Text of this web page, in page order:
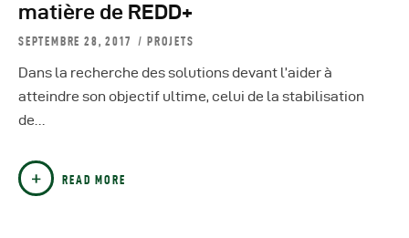
matière de REDD+
SEPTEMBRE 28, 2017 PROJETS
Dans la recherche des solutions devant l’aider à
atteindre son objectif ultime, celui de la stabilisation
de…
READ MORE